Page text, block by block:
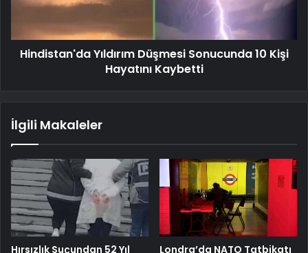
Hindistan'da Yıldırım Düşmesi Sonucunda 10 Kişi
Hayatını Kaybetti
İlgili Makaleler
Hırsızlık Suçundan 52 Yıl Londra’da NATO Tatbikatı